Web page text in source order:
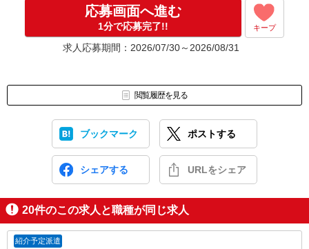
応募画面へ進む
1分で応募完了!! キープ
求人応募期間：2026/07/30～2026/08/31
閲覧履歴を見る
ブックマーク ポストする
シェアする URLをシェア
20件のこの求人と職種が同じ求人
紹介予定派遣